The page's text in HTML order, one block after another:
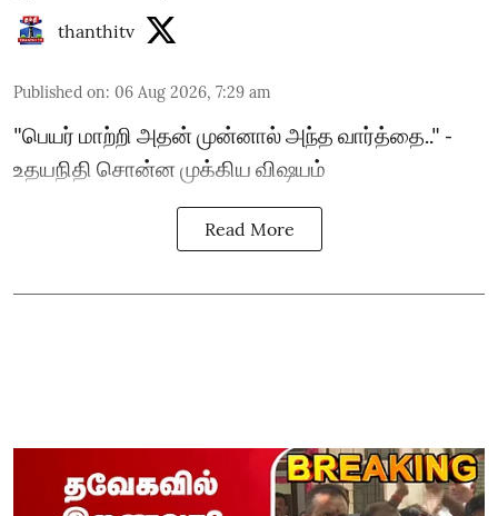
thanthitv
Published on: 06 Aug 2026, 7:29 am
"பெயர் மாற்றி அதன் முன்னால் அந்த வார்த்தை.." -
உதயநிதி சொன்ன முக்கிய விஷயம்
Read More